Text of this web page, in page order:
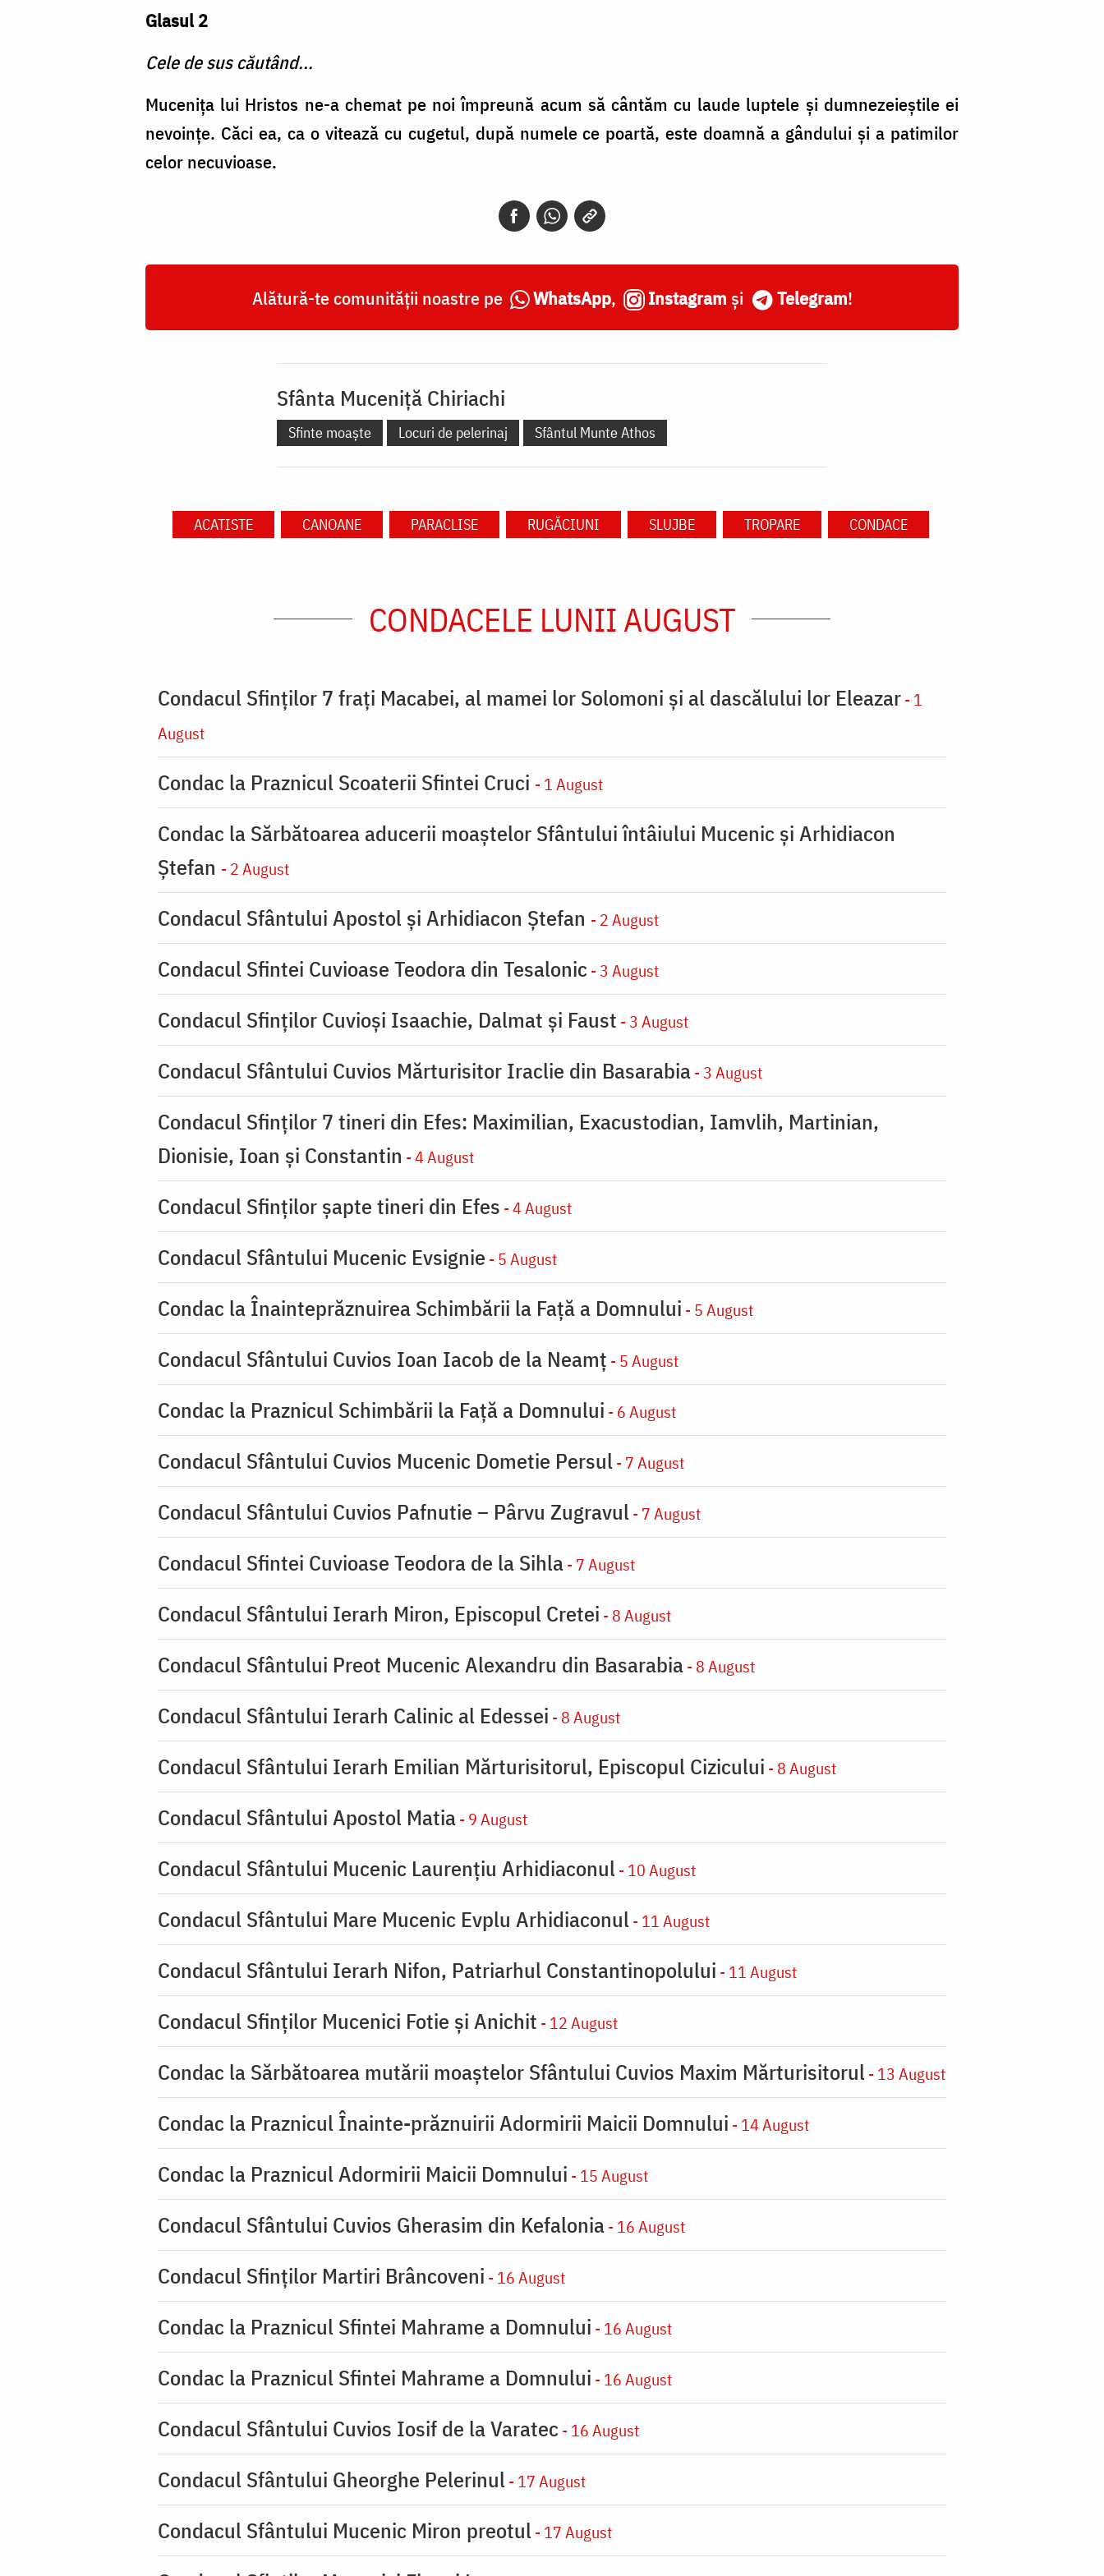
Glasul 2
Cele de sus căutând...
Muceniţa lui Hristos ne-a chemat pe noi împreună acum să cântăm cu laude luptele şi dumnezeieştile ei
nevoinţe. Căci ea, ca o vitează cu cugetul, după numele ce poartă, este doamnă a gândului şi a patimilor
celor necuvioase.
Alătură-te comunității noastre pe WhatsApp, Instagram și Telegram!
Sfânta Muceniță Chiriachi
Sfinte moaște Locuri de pelerinaj Sfântul Munte Athos
ACATISTE CANOANE PARACLISE RUGĂCIUNI SLUJBE TROPARE CONDACE
CONDACELE LUNII AUGUST
Condacul Sfinţilor 7 fraţi Macabei, al mamei lor Solomoni şi al dascălului lor Eleazar- 1
August
Condac la Praznicul Scoaterii Sfintei Cruci - 1 August
Condac la Sărbătoarea aducerii moaştelor Sfântului întâiului Mucenic şi Arhidiacon
Ştefan - 2 August
Condacul Sfântului Apostol și Arhidiacon Ștefan - 2 August
Condacul Sfintei Cuvioase Teodora din Tesalonic - 3 August
Condacul Sfinţilor Cuvioşi Isaachie, Dalmat şi Faust - 3 August
Condacul Sfântului Cuvios Mărturisitor Iraclie din Basarabia- 3 August
Condacul Sfinţilor 7 tineri din Efes: Maximilian, Exacustodian, Iamvlih, Martinian,
Dionisie, Ioan şi Constantin - 4 August
Condacul Sfinţilor şapte tineri din Efes - 4 August
Condacul Sfântului Mucenic Evsignie - 5 August
Condac la Înainteprăznuirea Schimbării la Faţă a Domnului - 5 August
Condacul Sfântului Cuvios Ioan Iacob de la Neamț - 5 August
Condac la Praznicul Schimbării la Faţă a Domnului - 6 August
Condacul Sfântului Cuvios Mucenic Dometie Persul - 7 August
Condacul Sfântului Cuvios Pafnutie – Pârvu Zugravul - 7 August
Condacul Sfintei Cuvioase Teodora de la Sihla- 7 August
Condacul Sfântului Ierarh Miron, Episcopul Cretei - 8 August
Condacul Sfântului Preot Mucenic Alexandru din Basarabia- 8 August
Condacul Sfântului Ierarh Calinic al Edessei - 8 August
Condacul Sfântului Ierarh Emilian Mărturisitorul, Episcopul Cizicului - 8 August
Condacul Sfântului Apostol Matia- 9 August
Condacul Sfântului Mucenic Laurențiu Arhidiaconul - 10 August
Condacul Sfântului Mare Mucenic Evplu Arhidiaconul - 11 August
Condacul Sfântului Ierarh Nifon, Patriarhul Constantinopolului - 11 August
Condacul Sfinţilor Mucenici Fotie şi Anichit - 12 August
Condac la Sărbătoarea mutării moaştelor Sfântului Cuvios Maxim Mărturisitorul - 13 August
Condac la Praznicul Înainte-prăznuirii Adormirii Maicii Domnului - 14 August
Condac la Praznicul Adormirii Maicii Domnului - 15 August
Condacul Sfântului Cuvios Gherasim din Kefalonia- 16 August
Condacul Sfinților Martiri Brâncoveni - 16 August
Condac la Praznicul Sfintei Mahrame a Domnului - 16 August
Condac la Praznicul Sfintei Mahrame a Domnului - 16 August
Condacul Sfântului Cuvios Iosif de la Varatec - 16 August
Condacul Sfântului Gheorghe Pelerinul - 17 August
Condacul Sfântului Mucenic Miron preotul - 17 August